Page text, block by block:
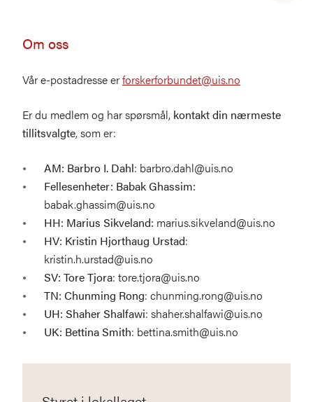
Om oss
Vår e-postadresse erforskerforbundet@uis.no
Er du medlem og har spørsmål, kontakt din nærmeste
tillitsvalgte, som er:
AM: Barbro I. Dahl: barbro.dahl@uis.no
Fellesenheter: Babak Ghassim:
babak.ghassim@uis.no
HH: Marius Sikveland: marius.sikveland@uis.no
HV: Kristin Hjorthaug Urstad:
kristin.h.urstad@uis.no
SV: Tore Tjora: tore.tjora@uis.no
TN: Chunming Rong: chunming.rong@uis.no
UH: Shaher Shalfawi: shaher.shalfawi@uis.no
UK: Bettina Smith: bettina.smith@uis.no